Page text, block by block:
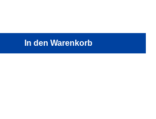
gewünschten Wert ein
In den Warenkorb